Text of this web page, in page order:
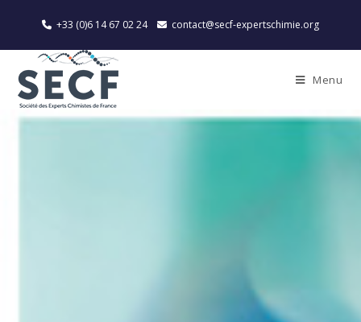
+33 (0)6 14 67 02 24 contact@secf-expertschimie.org
Menu